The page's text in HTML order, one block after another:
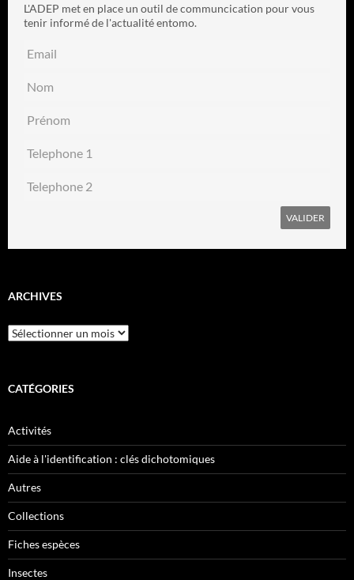
L'ADEP met en place un outil de communcication pour vous
tenir informé de l'actualité entomo.
ARCHIVES
Archives
CATÉGORIES
Activités
Aide à l'identification : clés dichotomiques
Autres
Collections
Fiches espèces
Insectes